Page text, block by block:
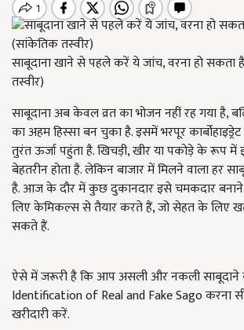
साबूदाना खाने से पहले करें ये जांच, वरना हो सकता
तस्वीर)
साबूदाना अब केवल व्रत का भोजन नहीं रह गया है,
का अहम हिस्सा बन चुका है. इसमें भरपूर
तुरंत ऊर्जा पहुंता है. खिचड़ी, खीर या पकोड़े के रूप में
बेहतरीन होता है. लेकिन बाजार में मिलने वाला हर
है. आज के दौर में कुछ दुकानदार इसे चमकदार
लिए केमिकल्स से तैयार करते हैं, जो सेहत के लिए
सकते हैं.
ऐसे में जरूरी है कि आप असली और नकली साबूदाने
Identification of Real and Fake Sago करना
खरीदारी करें.